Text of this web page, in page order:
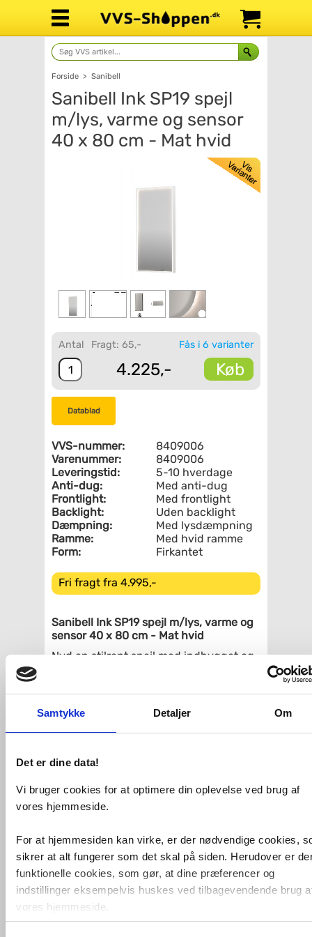
Samtykke Detaljer Om
Det er dine data!
Vi bruger cookies for at optimere din oplevelse ved brug af
vores hjemmeside.
For at hjemmesiden kan virke, er der nødvendige cookies,
sikrer at alt fungerer som det skal på siden. Herudover er
funktionelle cookies, som gør, at dine præferencer og
indstillinger eksempelvis huskes ved tilbagevendende brug
vores hjemmeside.
Forside > Sanibell
Sanibell Ink SP19 spejl
m/lys, varme og sensor
40 x 80 cm - Mat hvid
Fås i 6 varianter
Antal Fragt: 65,-
4.225,- Køb
Datablad
VVS-nummer:
8409006
Varenummer:
8409006
Leveringstid:
5-10 hverdage
Anti-dug:
Med anti-dug
Frontlight:
Med frontlight
Backlight:
Uden backlight
Dæmpning:
Med lysdæmpning
Ramme:
Med hvid ramme
Form:
Firkantet
Fri fragt fra 4.995,-
Sanibell Ink SP19 spejl m/lys, varme og
sensor 40 x 80 cm - Mat hvid
Nyd en stilrent spejl med indbygget og
praktisk memory-funktion, der husker
din tidligere indstilling. Sanibell Ink har
med SP19 spejlet skabt en minimalistisk
klassiker, der med sin slanke ramme i 6
hele badeværelset skal matches. Om du
et bred og lavt spejl, så kan du bruge
dette, da det er vendbart.
du undgår fedtede fingre på spejlet.
Med varme i spejlet er det en smal sag
at bruge spejlet, selv efter et varmt
bad.
Specifikationer
Mål: 40 x 80 x 4 cm